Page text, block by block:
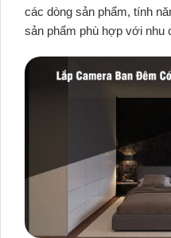
các dòng sản phẩm, tính
sản phẩm phù hợp với nhu